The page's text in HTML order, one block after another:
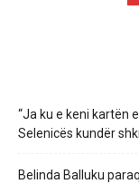
“Ja ku e keni kartën
Selenicës kundër
Belinda Balluku